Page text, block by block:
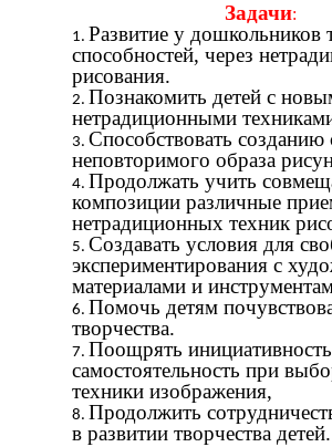
Задачи:
Развитие у дошкольников
способностей, через
рисования.
Познакомить детей с
нетрадиционными
Способствовать созданию
неповторимого образа
Продолжать учить
композиции различные
нетрадиционных техник
Создавать условия для
экспериментирования с
материалами и
Помочь детям
творчества.
Поощрять
самостоятельность при
техники изображения,
Продолжить
в развитии творчества детей.